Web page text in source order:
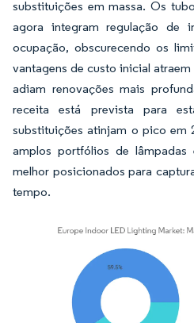
substituições em massa. Os
agora integram regulação de
ocupação, obscurecendo os
vantagens de custo inicial
adiam renovações mais
receita está prevista para
substituições atinjam o pico em
amplos portfólios de
melhor posicionados para
tempo.